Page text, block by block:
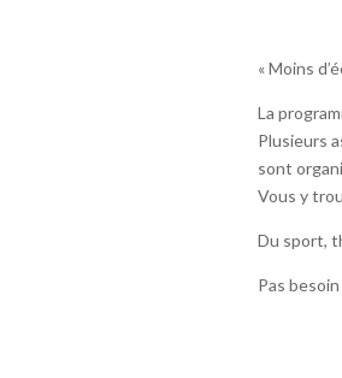
« Moins
La
Plusieurs
sont
Vous y
Du sport,
Pas